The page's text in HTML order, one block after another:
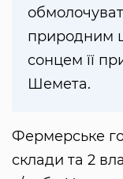
природним
сонцем її
Шемета.
Фермерське
склади та 2